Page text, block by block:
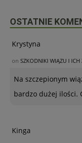
OSTATNIE
Krystyna
on SZKODNIKI WIĄZU I ICH
Na szczepionym
bardzo dużej ilości.
Kinga